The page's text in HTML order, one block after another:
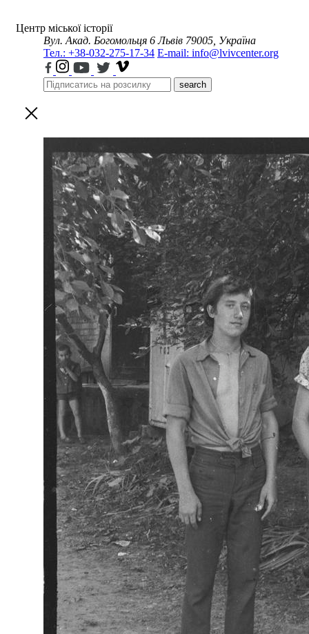
Центр міської історії
Вул. Акад. Богомольця 6 Львів 79005, Україна
Тел.: +38-032-275-17-34 E-mail: info@lvivcenter.org
search